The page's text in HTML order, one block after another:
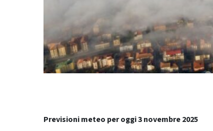
Previsioni meteo per oggi 3 novembre 2025